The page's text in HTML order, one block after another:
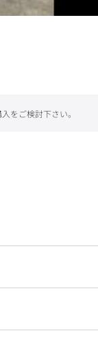
をご検討下さい。